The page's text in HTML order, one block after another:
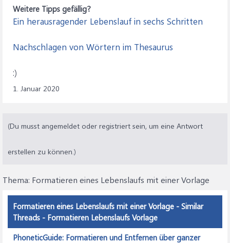
Weitere Tipps gefällig?
Ein herausragender Lebenslauf in sechs Schritten
Nachschlagen von Wörtern im Thesaurus
:)
1. Januar 2020
(Du musst angemeldet oder registriert sein, um eine Antwort
erstellen zu können.)
Thema: Formatieren eines Lebenslaufs mit einer Vorlage
Formatieren eines Lebenslaufs mit einer Vorlage - Similar
Threads - Formatieren Lebenslaufs Vorlage
PhoneticGuide: Formatieren und Entfernen über ganzer